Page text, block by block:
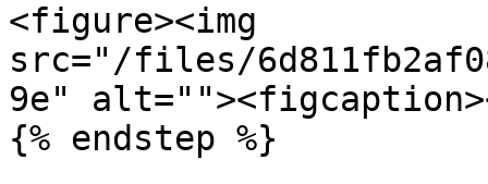
<figure><img
src="/files/
9e"
{% endstep %}